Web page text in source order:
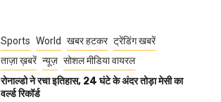
Sports World खबर हटकर ट्रेंडिंग खबरें
ताज़ा ख़बरें न्यूज़ सोशल मीडिया वायरल
रोनाल्डो ने रचा इतिहास, 24 घंटे के अंदर तोड़ा मेसी का
वर्ल्ड रिकॉर्ड